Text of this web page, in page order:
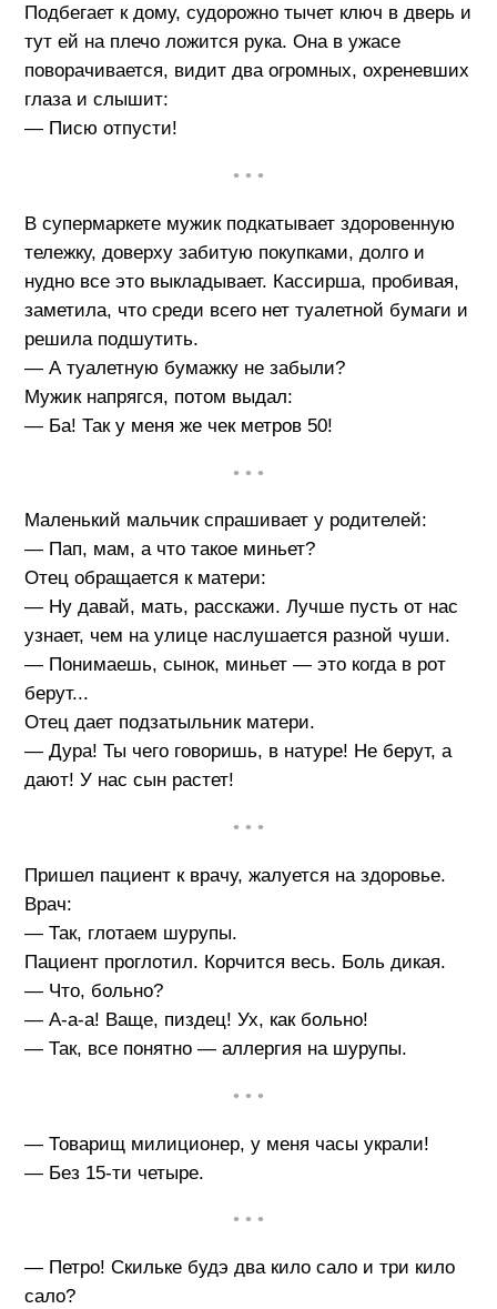
Подбегает к дому, судорожно тычет ключ в дверь и
тут ей на плечо ложится рука. Она в ужасе
поворачивается, видит два огромных, охреневших
глаза и слышит:
— Писю отпусти!
• • •
В супермаркете мужик подкатывает здоровенную
тележку, доверху забитую покупками, долго и
нудно все это выкладывает. Кассирша, пробивая,
заметила, что среди всего нет туалетной бумаги и
решила подшутить.
— А туалетную бумажку не забыли?
Мужик напрягся, потом выдал:
— Ба! Так у меня же чек метров 50!
• • •
Маленький мальчик спрашивает у родителей:
— Пап, мам, а что такое миньет?
Отец обращается к матери:
— Ну давай, мать, расскажи. Лучше пусть от нас
узнает, чем на улице наслушается разной чуши.
— Понимаешь, сынок, миньет — это когда в рот
берут...
Отец дает подзатыльник матери.
— Дура! Ты чего говоришь, в натуре! Не берут, а
дают! У нас сын растет!
• • •
Пришел пациент к врачу, жалуется на здоровье.
Врач:
— Так, глотаем шурупы.
Пациент проглотил. Корчится весь. Боль дикая.
— Что, больно?
— А-а-а! Ваще, пиздец! Ух, как больно!
— Так, все понятно — аллергия на шурупы.
• • •
— Товарищ милиционер, у меня часы украли!
— Без 15-ти четыре.
• • •
— Петро! Скильке будэ два кило сало и три кило
сало?